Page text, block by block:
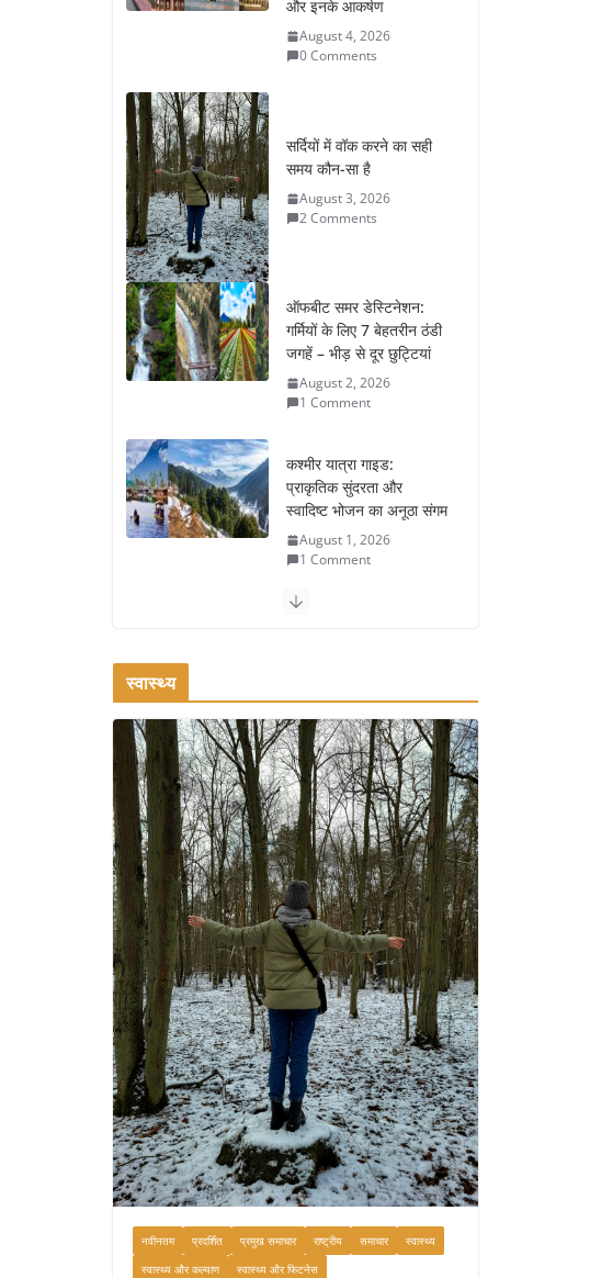
और इनके आकर्षण
August 4, 2026
0 Comments
सर्दियों में वॉक करने का सही
समय कौन-सा है
August 3, 2026
2 Comments
ऑफबीट समर डेस्टिनेशन:
गर्मियों के लिए 7 बेहतरीन ठंडी
जगहें – भीड़ से दूर छुट्टियां
August 2, 2026
1 Comment
कश्मीर यात्रा गाइड:
प्राकृतिक सुंदरता और
स्वादिष्ट भोजन का अनूठा संगम
August 1, 2026
1 Comment
July 31, 2026
1 Comment
रामेश्वरम यात्रा गाइड: पवित्र
तीर्थ स्थल, दर्शन स्थल और
पहुंच मार्ग
July 30, 2026
1 Comment
सुंदरता की खोज: दक्षिण भारत
में पाँच अवश्य जाने वाले
पर्यटक स्थल
July 29, 2026
4 Comments
भारत की सबसे खूबसूरत
सड़क यात्राएँ: दार्जिलिंग से
लद्दाख तक का सफर
August 5, 2026
0 Comments
स्वास्थ्य
नवीनतम प्रदर्शित प्रमुख समाचार राष्ट्रीय समाचार
स्वास्थ्य
स्वास्थ्य और कल्याण
स्वास्थ्य और फिटनेस